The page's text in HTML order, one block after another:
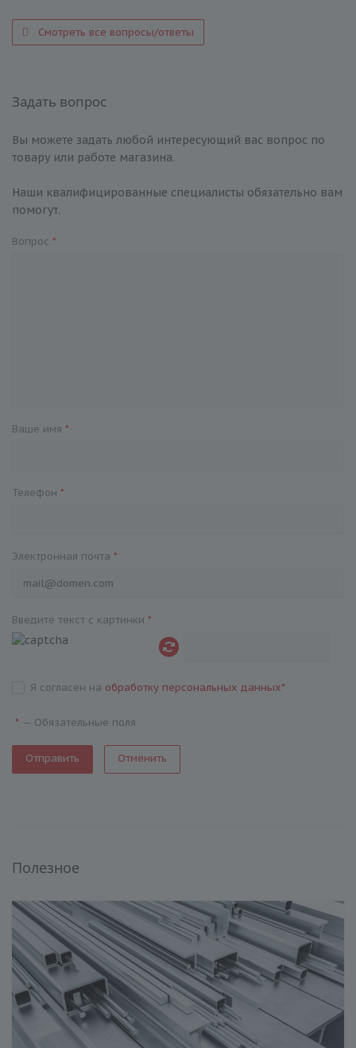
Смотреть все вопросы/ответы
Задать вопрос
Вы можете задать любой интересующий вас вопрос по
товару или работе магазина.
Наши квалифицированные специалисты обязательно вам
помогут.
Вопрос *
Ваше имя *
Телефон *
Электронная почта *
Введите текст с картинки *
Я согласен на обработку персональных данных*
* — Обязательные поля
Отменить
Полезное